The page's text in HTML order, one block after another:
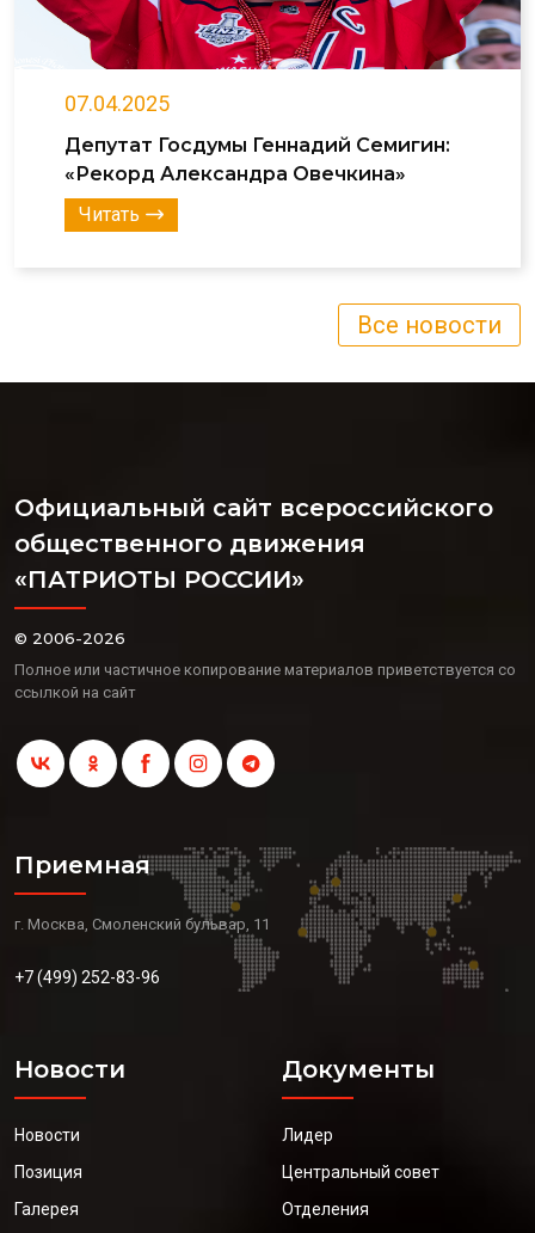
07.04.2025
Депутат Госдумы Геннадий Семигин:
«Рекорд Александра Овечкина»
Читать
Все новости
Официальный сайт всероссийского
общественного движения
«ПАТРИОТЫ РОССИИ»
© 2006-2026
Полное или частичное копирование материалов приветствуется со
ссылкой на сайт
Приемная
г. Москва, Смоленский бульвар, 11
+7 (499) 252-83-96
Новости
Новости
Позиция
Галерея
Документы
Лидер
Центральный совет
Отделения